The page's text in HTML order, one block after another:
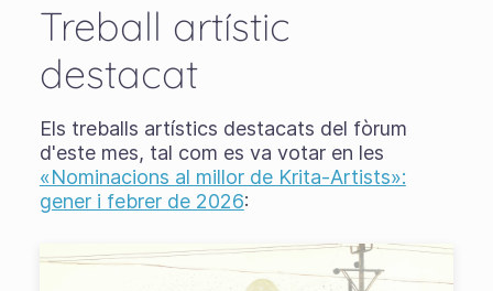
Treball artístic
destacat
Els treballs artístics destacats del fòrum
d'este mes, tal com es va votar en les
«Nominacions al millor de Krita-Artists»:
gener i febrer de 2026: